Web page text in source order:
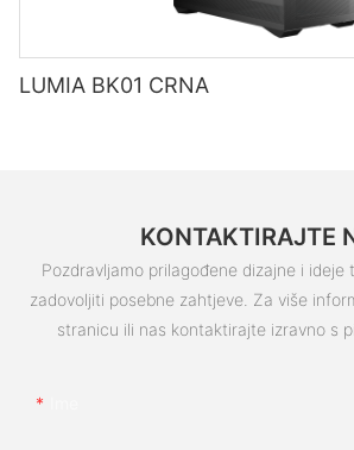
LUMIA BK01 CRNA
KONTAKTIRAJTE
Pozdravljamo prilagođene dizajne i ideje
zadovoljiti posebne zahtjeve. Za više
stranicu ili nas kontaktirajte izravno s